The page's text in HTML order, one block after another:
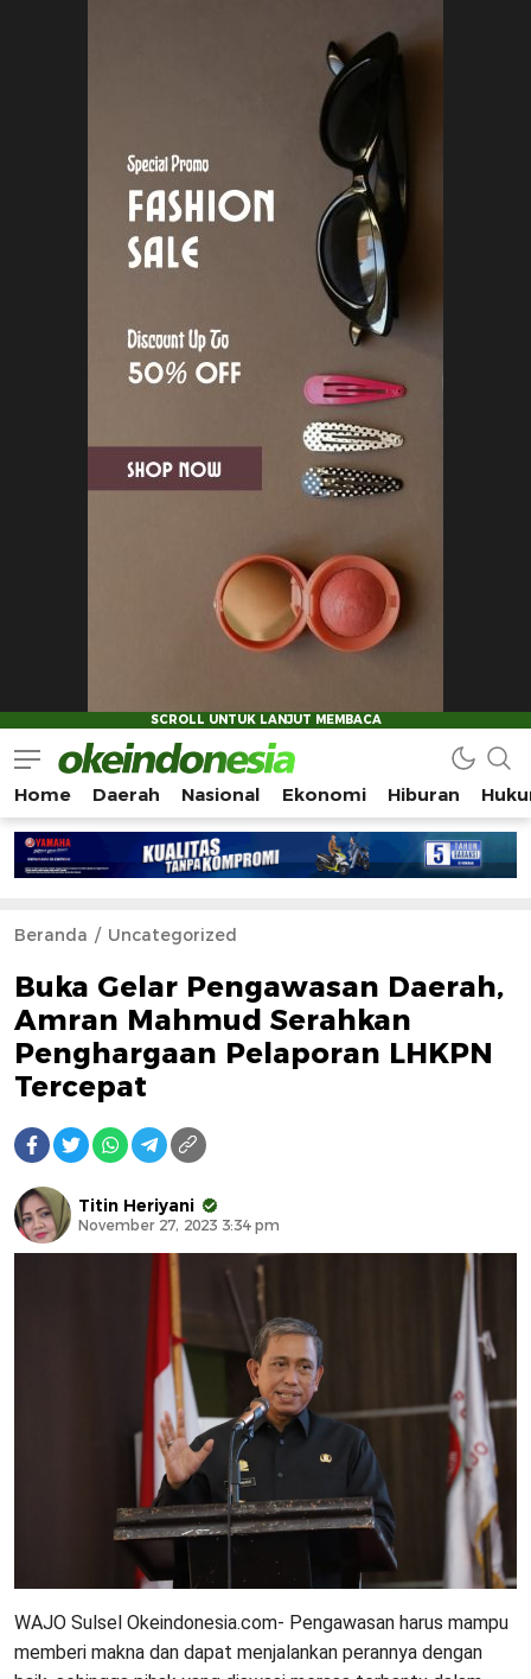
Okeindonesia.Online
Mengonlinekan Indonesia Secara Utuh
Home Daerah Nasional Ekonomi Hiburan
Beranda Uncategorized
Buka Gelar Pengawasan Daerah,
Amran Mahmud Serahkan
Penghargaan Pelaporan LHKPN
Tercepat
Titin Heriyani
November 27, 2023 3:34 pm
WAJO Sulsel Okeindonesia.com- Pengawasan harus mampu
memberi makna dan dapat menjalankan perannya dengan